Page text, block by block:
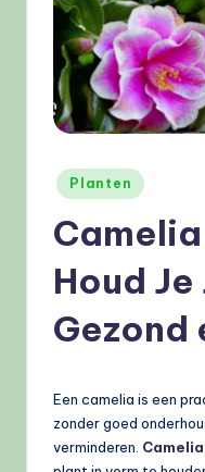
tj
D
Geplaatst
in
Planten
Houd
Gezond
Een camelia is een
zonder goed
verminderen.